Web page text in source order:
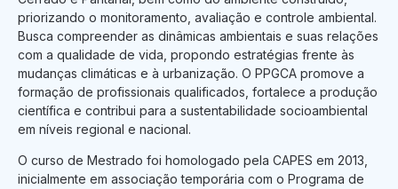
priorizando o monitoramento, avaliação e controle ambiental.
Busca compreender as dinâmicas ambientais e suas relações
com a qualidade de vida, propondo estratégias frente às
mudanças climáticas e à urbanização. O PPGCA promove a
formação de profissionais qualificados, fortalece a produção
científica e contribui para a sustentabilidade socioambiental
em níveis regional e nacional.
O curso de Mestrado foi homologado pela CAPES em 2013,
inicialmente em associação temporária com o Programa de